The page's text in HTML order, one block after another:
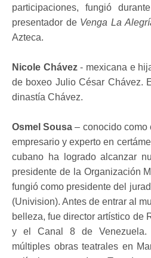
participaciones, fungió
presentador de Venga La
Azteca.
Nicole Chávez- mexicana e
de boxeo Julio César Chávez.
dinastía Chávez.
Osmel Sousa – conocido como
empresario y experto en
cubano ha logrado alcanzar
presidente de la Organización
fungió como presidente del
(Univision). Antes de entrar al
belleza, fue director artístico de
y el Canal 8 de Venezuela.
múltiples obras teatrales en